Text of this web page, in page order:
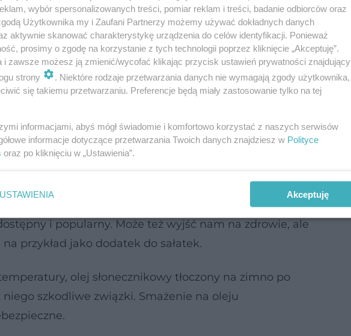
do smażenia? Jak smażyć zdrowo?
do smażenia? Jak smażyć zdrowo?
, olej słonecznikowy to jeden z dominatorów w polskiej
i popularny. Może też wyjść nam na zdrowie, ale
przykład jako dodatek do sałatek.
olej słonecznikowy tłoczony na zimno po
szkodliwe związki. Smażenie na oleju
wybór spersonalizowanych treści, pomiar reklam i treści, badanie odbiorców oraz
Użytkownika my i Zaufani Partnerzy możemy używać dokładnych danych
aktywnie skanować charakterystykę urządzenia do celów identyfikacji. Ponieważ
prosimy o zgodę na korzystanie z tych technologii poprzez kliknięcie „Akceptuję”.
i zawsze możesz ją zmienić/wycofać klikając przycisk ustawień prywatności znajdujący
strony
. Niektóre rodzaje przetwarzania danych nie wymagają zgody użytkownika,
się takiemu przetwarzaniu. Preferencje będą miały zastosowanie tylko na tej
informacjami, abyś mógł świadomie i komfortowo korzystać z naszych serwisów
informacje dotyczące przetwarzania Twoich danych znajdziesz w Polityce
oraz po kliknięciu w „Ustawienia”.
USTAWIENIA Akceptuję